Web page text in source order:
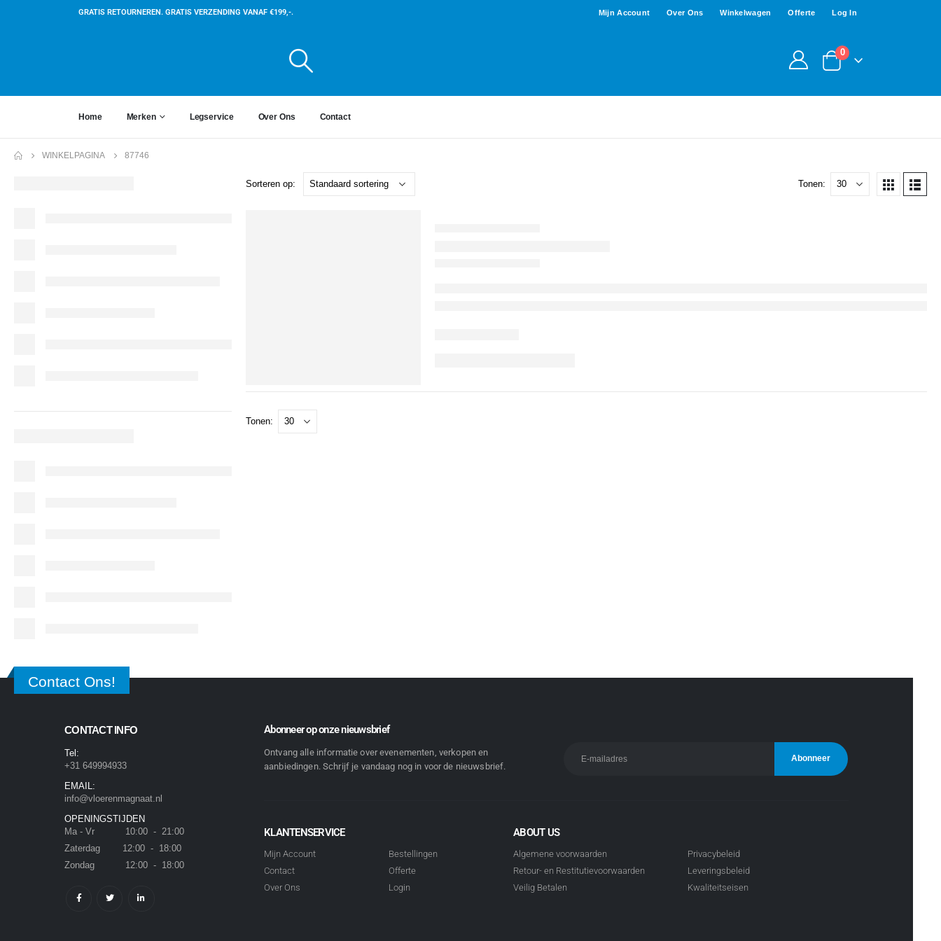
GRATIS RETOURNEREN. GRATIS VERZENDING VANAF €199,-. Mijn Account Over Ons Winkelwagen Offerte Log In
0
Home Merken Legservice Over Ons Contact
WINKELPAGINA 87746
Sorteren op: Tonen:
Tonen:
Contact Ons!
CONTACT INFO
Tel:
+31 649994933
EMAIL:
info@vloerenmagnaat.nl
OPENINGSTIJDEN
Ma - Vr 10:00 - 21:00
Zaterdag 12:00 - 18:00
Zondag 12:00 - 18:00
Abonneer op onze nieuwsbrief
Ontvang alle informatie over evenementen, verkopen en
aanbiedingen. Schrijf je vandaag nog in voor de nieuwsbrief.
KLANTENSERVICE
Mijn Account
Contact
Over Ons
Bestellingen
Offerte
Login
ABOUT US
Algemene voorwaarden
Retour- en Restitutievoorwaarden
Veilig Betalen
Privacybeleid
Leveringsbeleid
Kwaliteitseisen